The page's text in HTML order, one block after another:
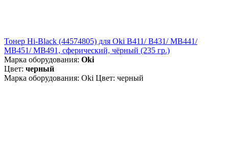
Тонер Hi-Black (44574805) для Oki B411/ B431/ MB441/
MB451/ MB491, сферический, чёрный (235 гр.)
Марка оборудования: Oki
Цвет: черный
Марка оборудования: Oki Цвет: черный